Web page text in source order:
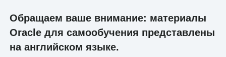
Обращаем ваше внимание: материалы
Oracle для самообучения представлены
на английском языке.